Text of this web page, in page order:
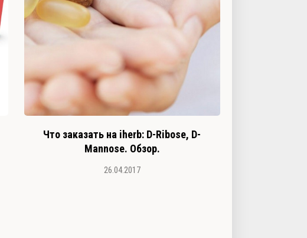
Что заказать на iherb: D-Ribose, D-
Mannose. Обзор.
26.04.2017